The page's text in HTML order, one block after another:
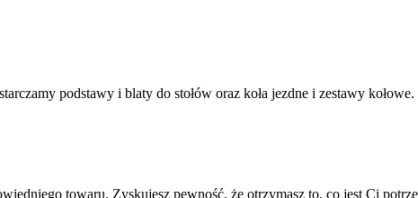
podstawy i blaty do stołów oraz koła jezdne i zestawy kołowe.
towaru. Zyskujesz pewność, że otrzymasz to, co jest Ci